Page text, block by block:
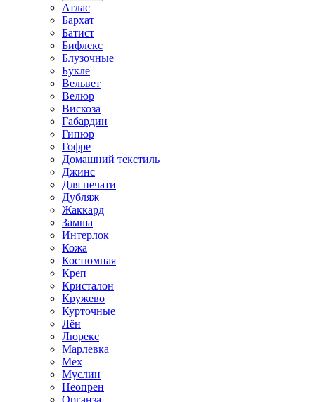
Атлас
Бархат
Батист
Бифлекс
Блузочные
Букле
Вельвет
Велюр
Вискоза
Габардин
Гипюр
Гофре
Домашний текстиль
Джинс
Для печати
Дубляж
Жаккард
Замша
Интерлок
Кожа
Костюмная
Креп
Кристалон
Кружево
Курточные
Лён
Люрекс
Марлевка
Мех
Муслин
Неопрен
Органза